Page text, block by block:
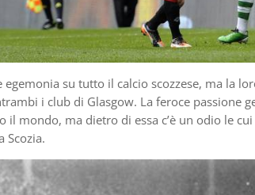
su tutto il calcio scozzese, ma la
i club di Glasgow. La feroce passione
il mondo, ma dietro di essa c’è un odio le
Scozia.